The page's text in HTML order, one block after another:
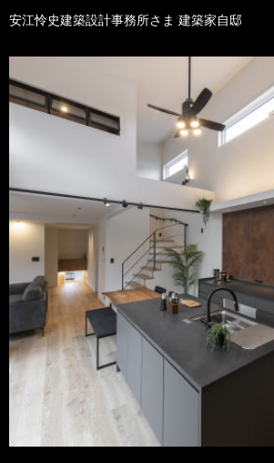
安江怜史建築設計事務所さま 建築家自邸